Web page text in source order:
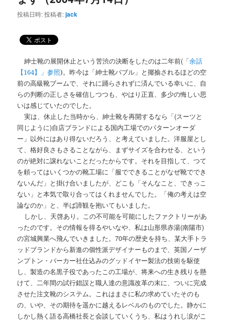
投稿日時:投稿者:jack
紳士靴の展開休止という苦渋の決断をしたのは二年前( 「余話
【164】」参照)。昨今は「紳士靴バブル」と揶揄されるほどの空
前の高級靴ブームで、それに踊らされずに済んでいる幸いに、自
らの判断の正しさを確信しつつも、やはり正直、多少の悔しい思
いは感じていたのでした。
実は、休止した当時から、紳士靴を再開するなら「(スーツと
同じように)自店ブランドによる国内工場でのパターンオーダ
ー」以外にはあり得ないだろう、と考えていました。洋服屋とし
て、格好良さもさることながら、まずサイズを合わせる、という
のが絶対に譲れないことだったからです。それを目指して、つて
を頼ってはいくつかの靴工場に「服でできることがなぜ靴ででき
ないんだ」と掛け合いましたが、どこも「そんなこと、できっこ
ない」と本気で取り合ってはくれませんでした。「俺の考えは空
論なのか」と、半ば諦観を抱いてもいました。
しかし、天啓あり。この不可能を可能にしたファクトリーがあ
ったのです。その情報を得るやいなや、私は山形県赤湯(南陽市)
の宮城興業へ飛んでいきました。70年の歴史を持ち、某大手トラ
ッドブランドから新進の個性派デザイナーものまで、英国ノーザ
ンプトン・バーカー社仕込みのグッドイヤー製法の技術を駆使
し、製造の名黒子役であったこの工場が、将来への生き残りを懸
けて、二年間の試行錯誤と職人達の意識改革の末に、ついに完成
させた注文靴のシステム。これはまさに私の求めていたそのも
の、いや、その期待を遥かに越えるレベルのものでした。静かに
しかし熱く語る高橋社長と会談していくうち、私はうれし涙がこ